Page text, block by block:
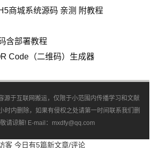
商城系统源码 亲测 附教程
含部署教程
Code（二维码）生成器
源于互联网搬运，仅限于小范围内传播学习和文献
时内删除，如果有侵权之处请第一时间联系我们删
请谅解! E-mail：mxdfy@qq.com
客 今日有5篇新文章/评论